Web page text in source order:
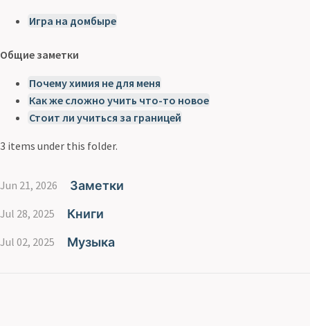
Игра на домбыре
Общие заметки
Почему химия не для меня
Как же сложно учить что-то новое
Стоит ли учиться за границей
3 items under this folder.
Jun 21, 2026 Заметки
Jul 28, 2025 Книги
Jul 02, 2025 Музыка